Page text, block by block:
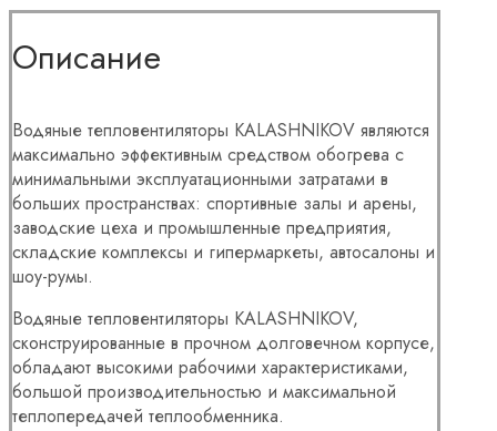
Описание
Водяные тепловентиляторы KALASHNIKOV являются
максимально эффективным средством обогрева с
минимальными эксплуатационными затратами в
больших пространствах: спортивные залы и арены,
заводские цеха и промышленные предприятия,
складские комплексы и гипермаркеты, автосалоны и
шоу-румы.
Водяные тепловентиляторы KALASHNIKOV,
сконструированные в прочном долговечном корпусе,
обладают высокими рабочими характеристиками,
большой производительностью и максимальной
теплопередачей теплообменника.